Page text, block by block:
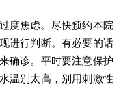
度焦虑。尽快预约本院
进行判断。有必要的话
确诊。平时要注意保护
温别太高，别用刺激性